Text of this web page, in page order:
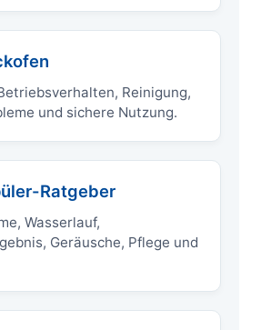
Reinigung,
und sichere Nutzung.
Ratgeber
Wasserlauf,
Geräusche, Pflege und